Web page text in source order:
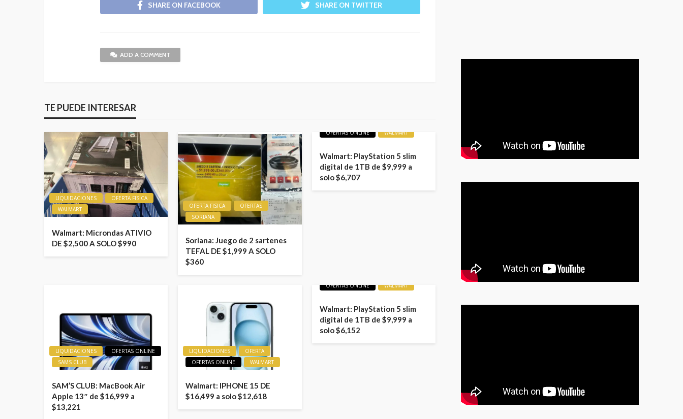
SHARE ON FACEBOOK SHARE ON TWITTER
ADD A COMMENT
TE PUEDE INTERESAR
LIQUIDACIONES
OFERTA FISICA
WALMART
Walmart: Microndas ATIVIO
DE $2,500 A SOLO $990
OFERTA FISICA
OFERTAS
SORIANA
Soriana: Juego de 2 sartenes
TEFAL DE $1,999 A SOLO
$360
OFERTAS ONLINE
WALMART
Walmart: PlayStation 5 slim
digital de 1TB de $9,999 a
solo $6,707
LIQUIDACIONES
OFERTAS ONLINE
SAMS CLUB
SAM’S CLUB: MacBook Air
Apple 13″ de $16,999 a
$13,221
LIQUIDACIONES
OFERTA
OFERTAS ONLINE
WALMART
Walmart: IPHONE 15 DE
$16,499 a solo $12,618
OFERTAS ONLINE
WALMART
Walmart: PlayStation 5 slim
digital de 1TB de $9,999 a
solo $6,152